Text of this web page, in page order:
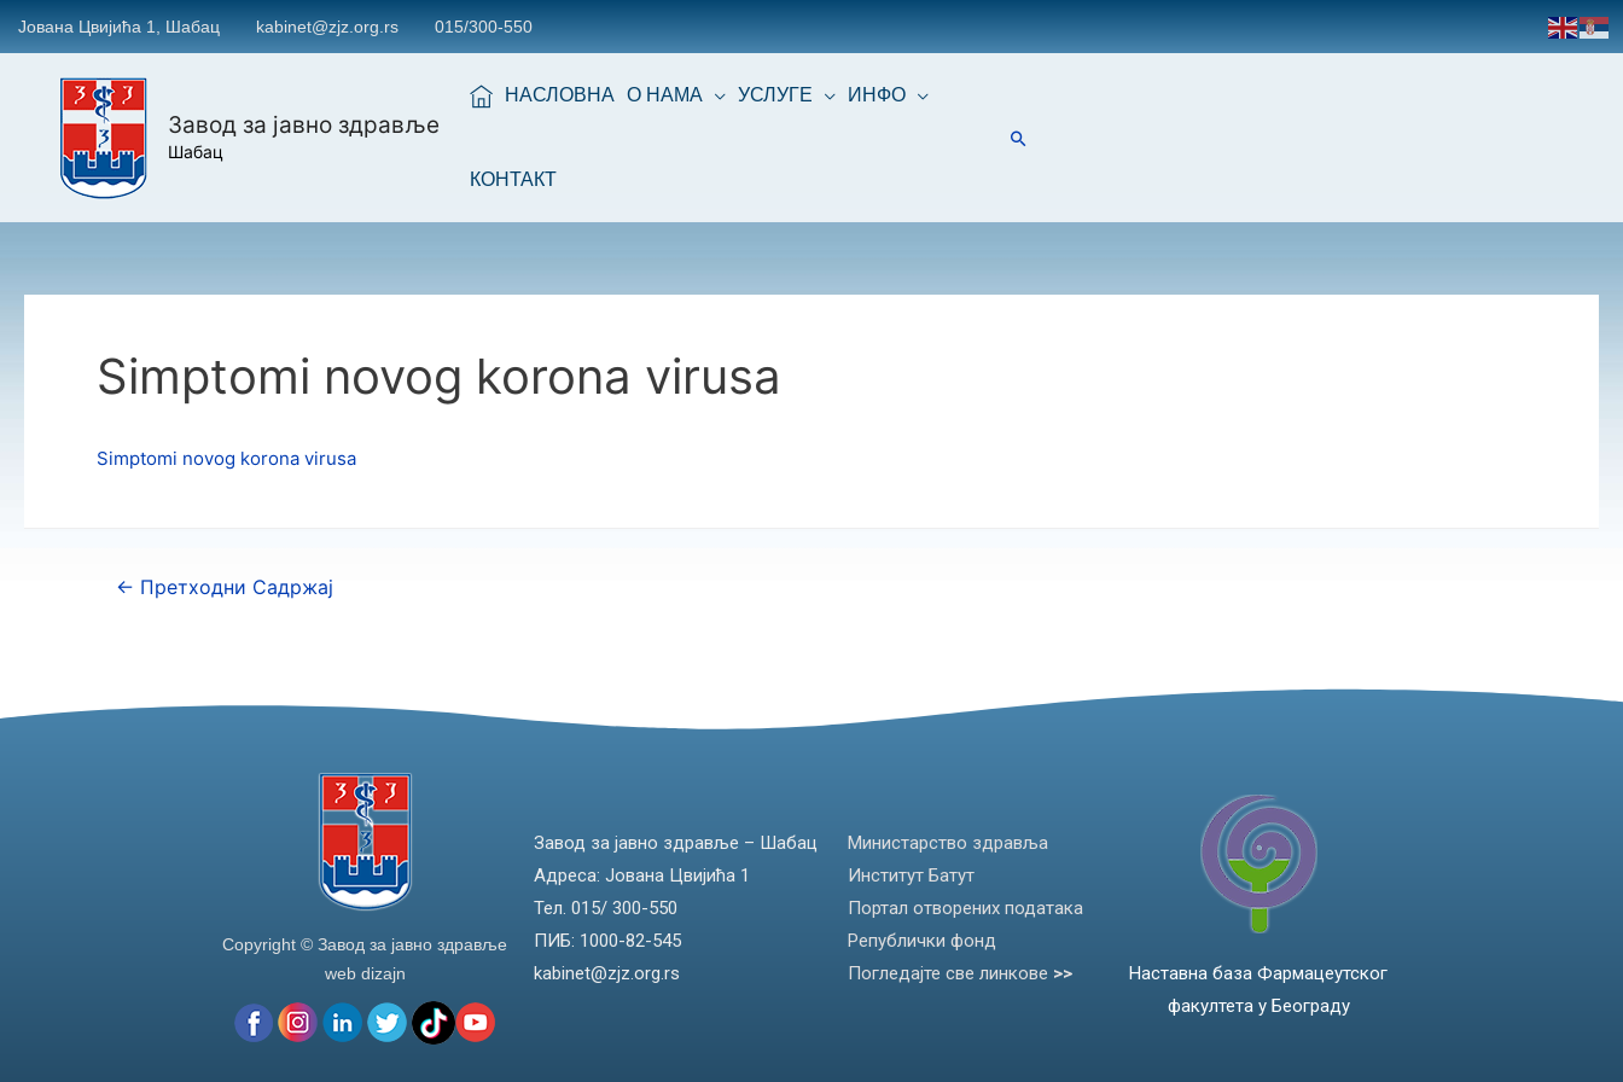
Јована Цвијића 1, Шабац kabinet@zjz.org.rs 015/300-550
Завод за јавно здравље
Шабац
НАСЛОВНА О НАМА УСЛУГЕ ИНФО
КОНТАКТ
Simptomi novog korona virusa
Simptomi novog korona virusa
← Претходни Садржај
Copyright © Завод за јавно здравље
web dizajn
Завод за јавно здравље – Шабац
Адреса: Јована Цвијића 1
Тел. 015/ 300-550
ПИБ: 1000-82-545
kabinet@zjz.org.rs
Министарство здравља
Институт Батут
Портал отворених података
Републички фонд
Погледајте све линкове >>
Наставна база Фармацеутског
факултета у Београду